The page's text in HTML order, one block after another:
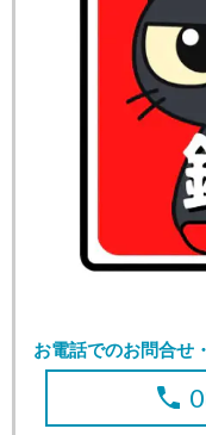
お電話でのお問合せ